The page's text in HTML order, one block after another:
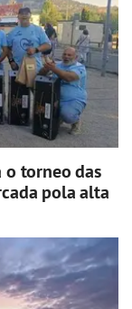
o torneo das
pola alta